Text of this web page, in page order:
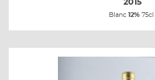
2015
Blanc 12% 75cl